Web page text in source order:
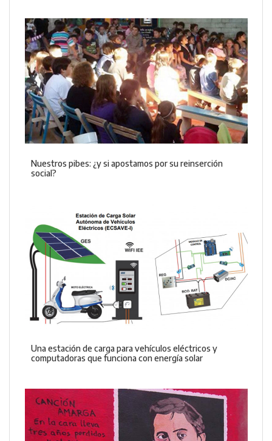
Nuestros pibes: ¿y si apostamos por su reinserción
social?
Una estación de carga para vehículos eléctricos y
computadoras que funciona con energía solar